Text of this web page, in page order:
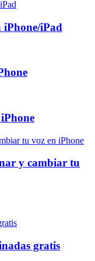
iPhone/iPad
y cambiar tu
gratis